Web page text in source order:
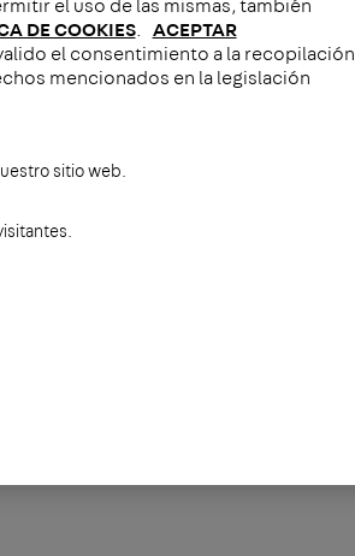
el uso de las mismas, también
DE COOKIES. ACEPTAR
el consentimiento a la recopilación
mencionados en la legislación
sitio web.